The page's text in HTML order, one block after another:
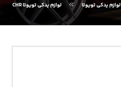
لوازم یدکی تویوتا لوازم یدکی تویوتا CHR